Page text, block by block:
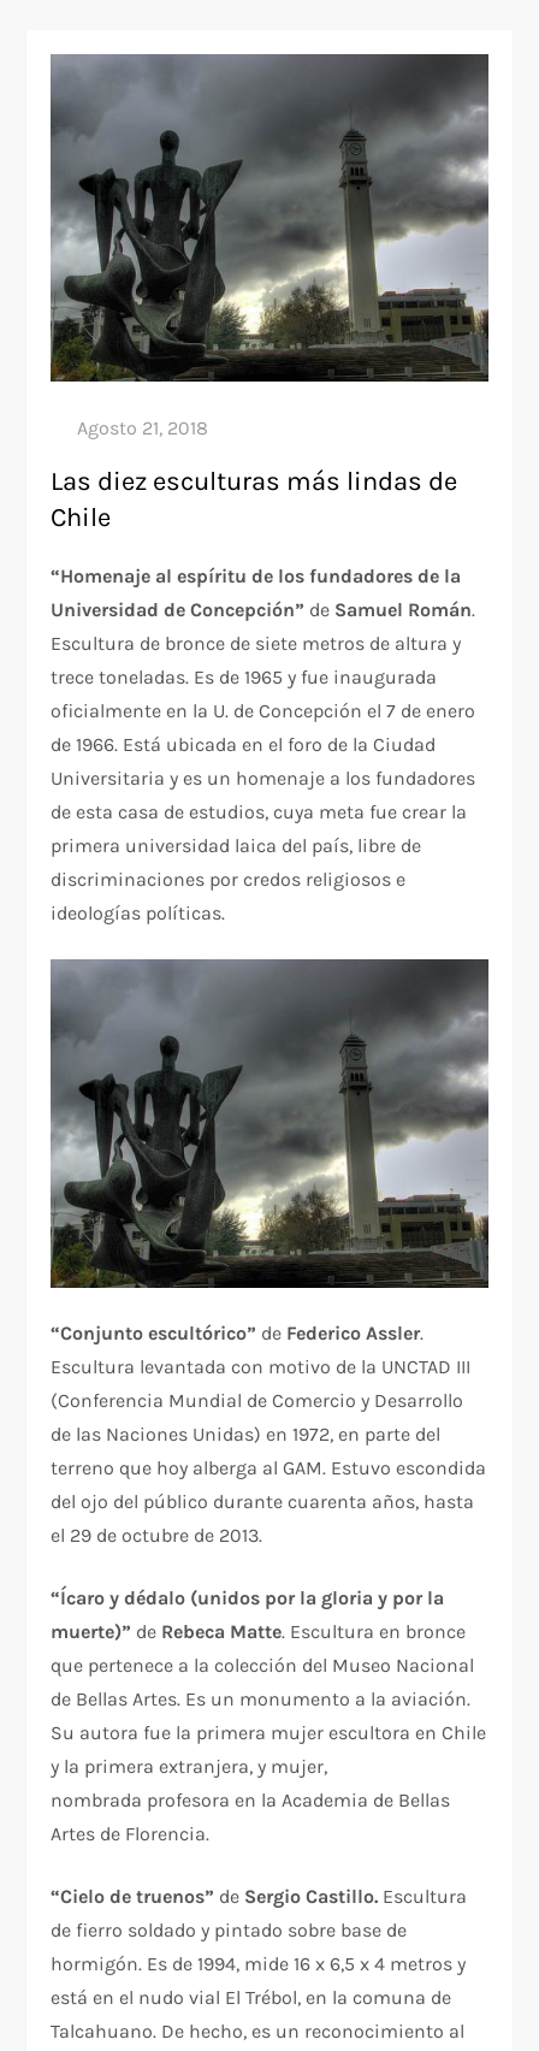
Las diez esculturas más lindas de
Chile
“Homenaje al espíritu de los fundadores de la
Universidad de Concepción” de Samuel Román.
Escultura de bronce de siete metros de altura y
trece toneladas. Es de 1965 y fue inaugurada
oficialmente en la U. de Concepción el 7 de enero
de 1966. Está ubicada en el foro de la Ciudad
Universitaria y es un homenaje a los fundadores
de esta casa de estudios, cuya meta fue crear la
primera universidad laica del país, libre de
discriminaciones por credos religiosos e
ideologías políticas.
“Conjunto escultórico” de Federico Assler.
Escultura levantada con motivo de la UNCTAD III
(Conferencia Mundial de Comercio y Desarrollo
de las Naciones Unidas) en 1972, en parte del
terreno que hoy alberga al GAM. Estuvo escondida
del ojo del público durante cuarenta años, hasta
el 29 de octubre de 2013.
“Ícaro y dédalo (unidos por la gloria y por la
muerte)” de Rebeca Matte. Escultura en bronce
que pertenece a la colección del Museo Nacional
de Bellas Artes. Es un monumento a la aviación.
Su autora fue la primera mujer escultora en Chile
y la primera extranjera, y mujer,
nombrada profesora en la Academia de Bellas
Artes de Florencia.
“Cielo de truenos” de Sergio Castillo. Escultura
de fierro soldado y pintado sobre base de
hormigón. Es de 1994, mide 16 x 6,5 x 4 metros y
está en el nudo vial El Trébol, en la comuna de
Talcahuano. De hecho, es un reconocimiento al